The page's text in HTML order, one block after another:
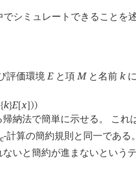
でシミュレートできることを
評価環境E と項Mと名前k
{k}E[x] ))
帰納法で簡単に示せる。 こ
c-計算の簡約規則と同一である
いと簡約が進まないという